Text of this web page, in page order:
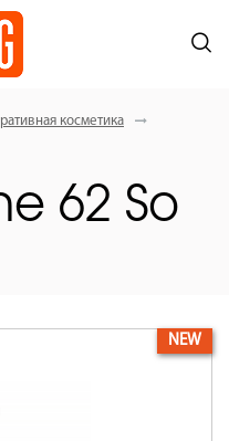
косметика
62 So
NEW